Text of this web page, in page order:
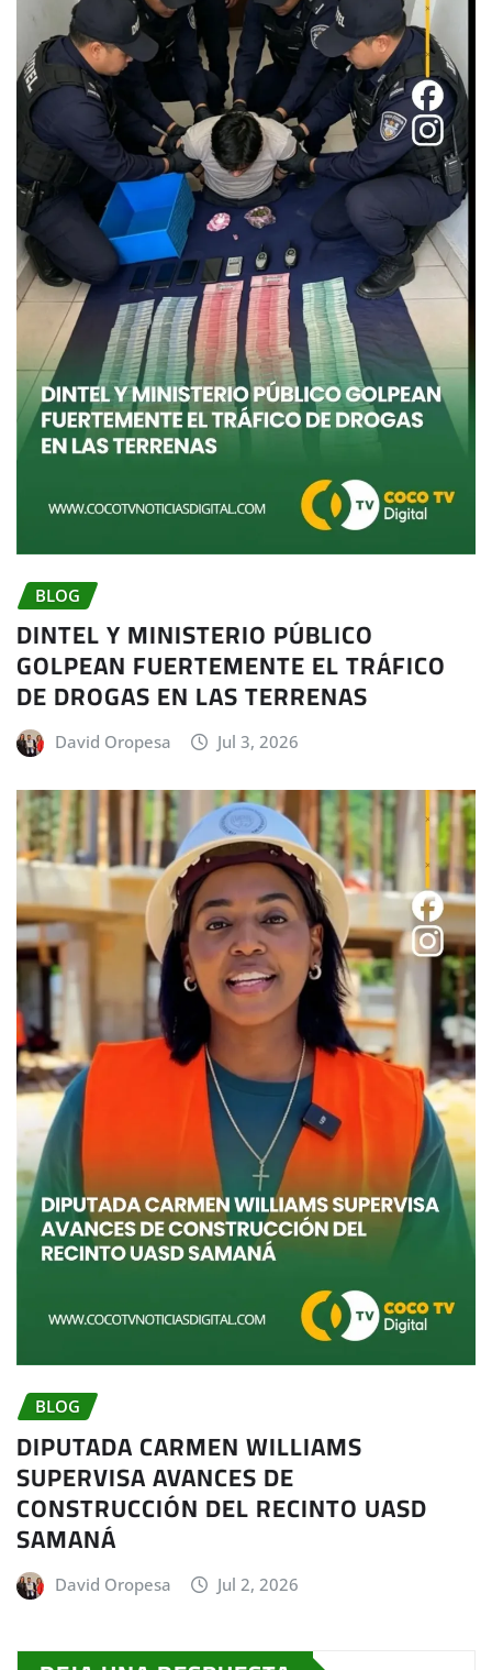
BLOG
DINTEL Y MINISTERIO PÚBLICO
GOLPEAN FUERTEMENTE EL TRÁFICO
DE DROGAS EN LAS TERRENAS
David Oropesa Jul 3, 2026
BLOG
DIPUTADA CARMEN WILLIAMS
SUPERVISA AVANCES DE
CONSTRUCCIÓN DEL RECINTO UASD
SAMANÁ
David Oropesa Jul 2, 2026